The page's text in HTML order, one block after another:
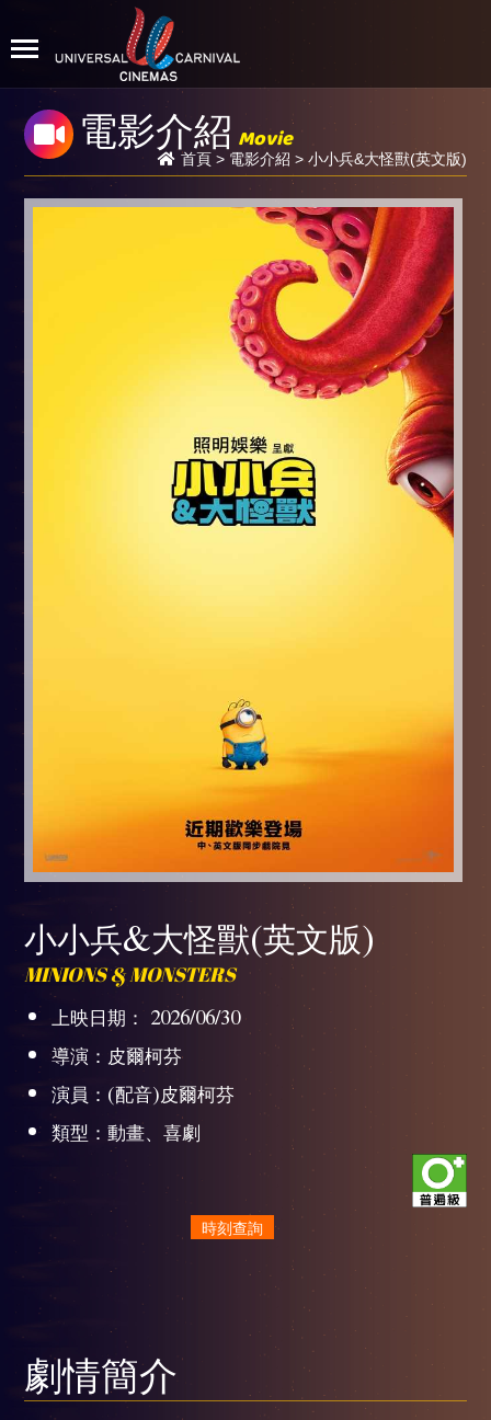
電影介紹 Movie
首頁> 電影介紹 > 小小兵&大怪獸(英文版)
小小兵&大怪獸(英文版)
MINIONS & MONSTERS
上映日期： 2026/06/30
導演：皮爾柯芬
演員：(配音)皮爾柯芬
類型：動畫、喜劇
時刻查詢
劇情簡介